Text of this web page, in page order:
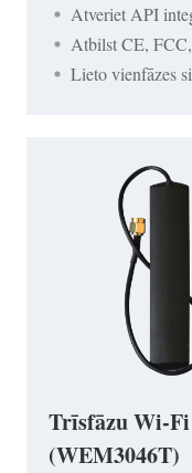
Atveriet API
Atbilst CE,
Lieto vienfāzes
Trīsfāzu Wi-
(WEM3046T)